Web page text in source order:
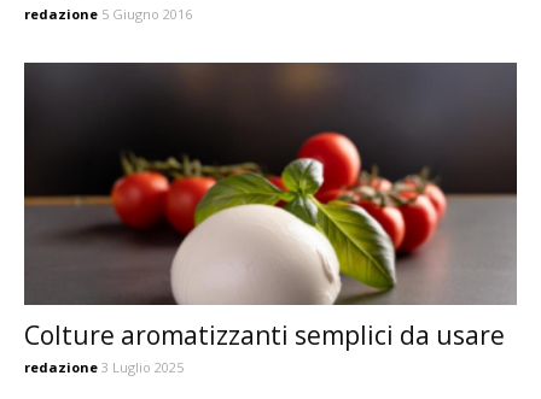
redazione 5 Giugno 2016
Colture aromatizzanti semplici da usare
redazione 3 Luglio 2025